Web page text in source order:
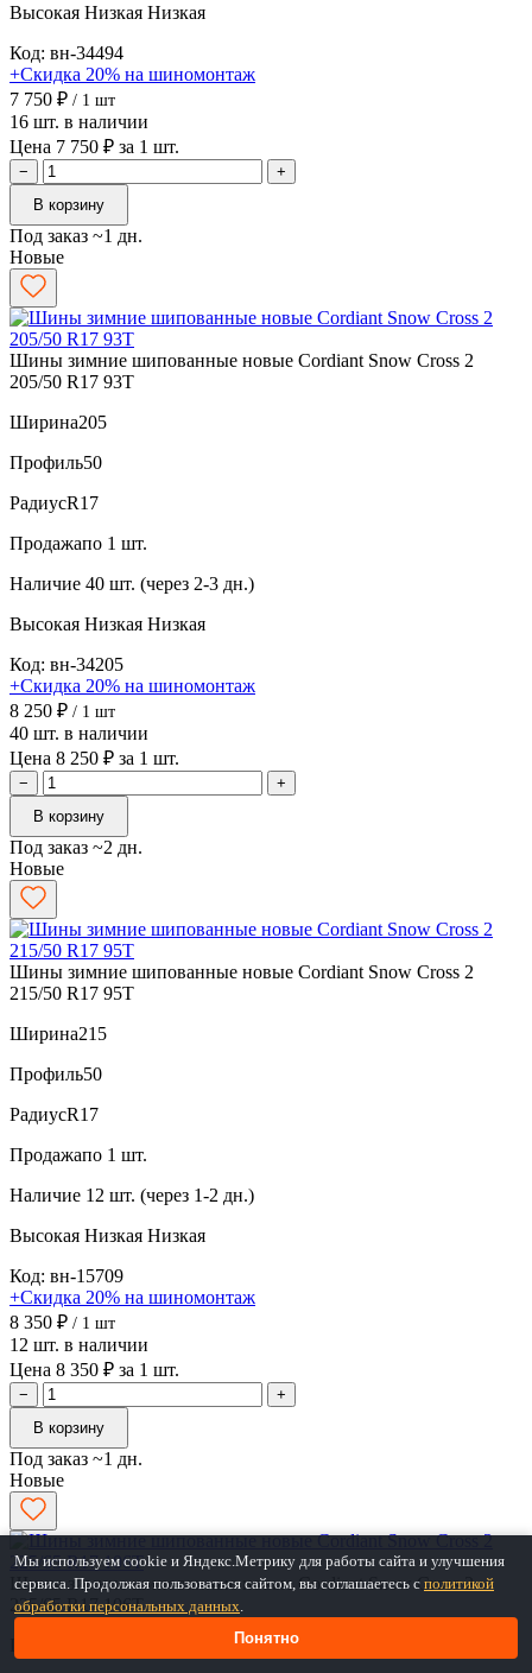
Высокая Низкая Низкая
Код: вн-34494
+Скидка 20% на шиномонтаж
7 750 ₽ / 1 шт
16 шт. в наличии
Цена 7 750 ₽ за 1 шт.
−
+
В корзину
Под заказ ~1 дн.
Новые
Шины зимние шипованные новые Cordiant Snow Cross 2
205/50 R17 93T
Ширина205
Профиль50
РадиусR17
Продажапо 1 шт.
Наличие 40 шт. (через 2-3 дн.)
Высокая Низкая Низкая
Код: вн-34205
+Скидка 20% на шиномонтаж
8 250 ₽ / 1 шт
40 шт. в наличии
Цена 8 250 ₽ за 1 шт.
−
+
В корзину
Под заказ ~2 дн.
Новые
Шины зимние шипованные новые Cordiant Snow Cross 2
215/50 R17 95T
Ширина215
Профиль50
РадиусR17
Продажапо 1 шт.
Наличие 12 шт. (через 1-2 дн.)
Высокая Низкая Низкая
Код: вн-15709
+Скидка 20% на шиномонтаж
8 350 ₽ / 1 шт
12 шт. в наличии
Цена 8 350 ₽ за 1 шт.
−
+
В корзину
Под заказ ~1 дн.
Новые
Шины зимние шипованные новые Cordiant Snow Cross 2
225/65 R17 106T
Мы используем cookie и Яндекс.Метрику для работы сайта и улучшения
сервиса. Продолжая пользоваться сайтом, вы соглашаетесь с политикой
обработки персональных данных.
Понятно